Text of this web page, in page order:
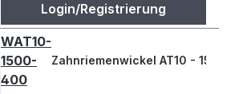
Login/Registrierung
WAT10-
1500-
400
Zahnriemenwickel AT10 - 1500